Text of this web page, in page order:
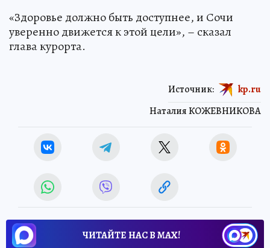
«Здоровье должно быть доступнее, и Сочи
уверенно движется к этой цели», – сказал
глава курорта.
Наталия КОЖЕВНИКОВА
Источник: kp.ru
ЧИТАЙТЕ НАС В МАХ!